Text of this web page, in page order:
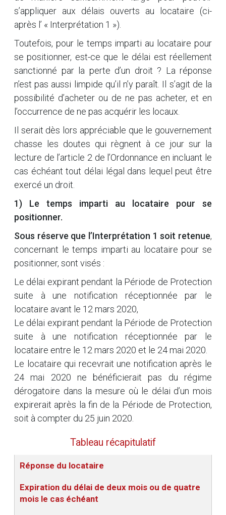
s’appliquer aux délais ouverts au locataire (ci-
après l’ « Interprétation 1 »).
Toutefois, pour le temps imparti au locataire pour
se positionner, est-ce que le délai est réellement
sanctionné par la perte d’un droit ? La réponse
n’est pas aussi limpide qu’il n’y paraît. Il s’agit de la
possibilité d’acheter ou de ne pas acheter, et en
l’occurrence de ne pas acquérir les locaux.
Il serait dès lors appréciable que le gouvernement
chasse les doutes qui règnent à ce jour sur la
lecture de l’article 2 de l’Ordonnance en incluant le
cas échéant tout délai légal dans lequel peut être
exercé un droit.
1) Le temps imparti au locataire pour se
positionner.
Sous réserve que l’Interprétation 1 soit retenue,
concernant le temps imparti au locataire pour se
positionner, sont visés :
Le délai expirant pendant la Période de Protection
suite à une notification réceptionnée par le
locataire avant le 12 mars 2020,
Le délai expirant pendant la Période de Protection
suite à une notification réceptionnée par le
locataire entre le 12 mars 2020 et le 24 mai 2020.
Le locataire qui recevrait une notification après le
24 mai 2020 ne bénéficierait pas du régime
dérogatoire dans la mesure où le délai d’un mois
expirerait après la fin de la Période de Protection,
soit à compter du 25 juin 2020.
Tableau récapitulatif
Réponse du locataire
Expiration du délai de deux mois ou de quatre
mois le cas échéant